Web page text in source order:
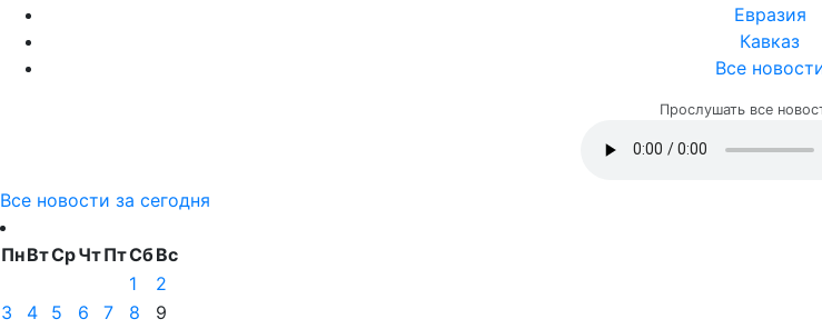
Евразия
Кавказ
Все
Прослушать все
Все новости за сегодня
ПнВтСрЧтПтСбВс
1
2
3
4 5 6 7 8
9